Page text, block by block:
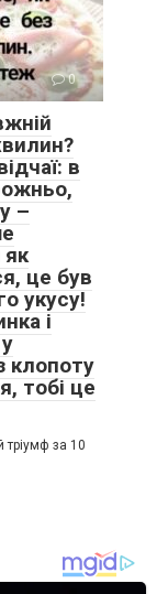
0
в
–
як
це був
укусу!
і
клопоту
тобі це
тріумф за 10